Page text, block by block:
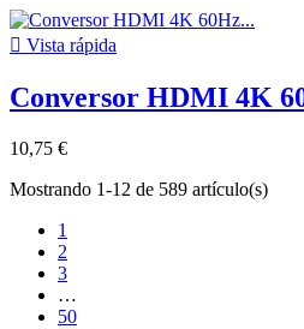
 Vista rápida
Conversor HDMI 4K
10,75 €
Mostrando 1-12 de 589 artículo(s)
1
2
3
…
50